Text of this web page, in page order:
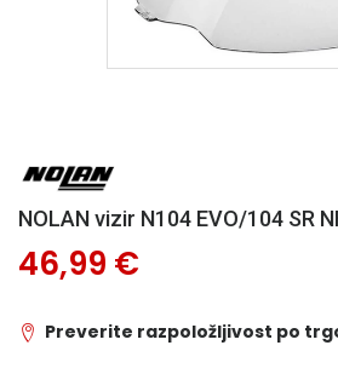
NOLAN vizir N104 EVO/104 SR
46,99 €
Preverite razpoložljivost po